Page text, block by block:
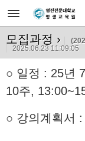
모집과정 ›
2025.06.23 11:09:05
○ 일정 : 25년
10주,
○ 강의계획서 :